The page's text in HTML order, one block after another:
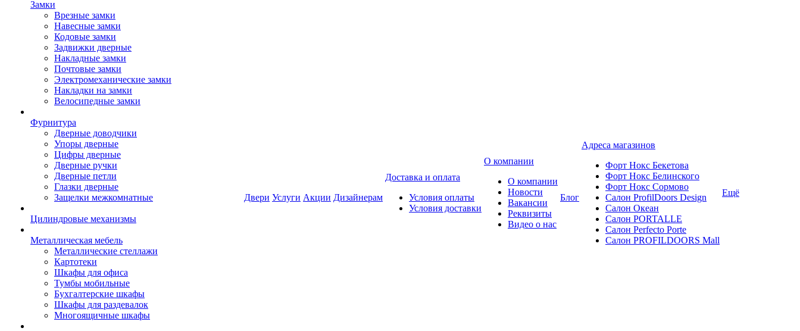
Замки
Врезные замки
Навесные замки
Кодовые замки
Задвижки дверные
Накладные замки
Почтовые замки
Электромеханические замки
Накладки на замки
Велосипедные замки
Фурнитура
Дверные доводчики
Упоры дверные
Цифры дверные
Дверные ручки
Дверные петли
Глазки дверные
Защелки межкомнатные
Цилиндровые механизмы
Металлическая мебель
Металлические стеллажи
Картотеки
Шкафы для офиса
Тумбы мобильные
Бухгалтерские шкафы
Шкафы для раздевалок
Многоящичные шкафы
Двери Услуги Акции Дизайнерам
Доставка и оплата
Условия оплаты
Условия доставки
О компании
О компании
Новости
Вакансии
Реквизиты
Видео о нас
Блог
Адреса магазинов
Форт Нокс Бекетова
Форт Нокс Белинского
Форт Нокс Сормово
Салон ProfilDoors Design
Салон Океан
Салон PORTALLE
Салон Perfecto Portе
Салон PROFILDOORS Mall
Ещё